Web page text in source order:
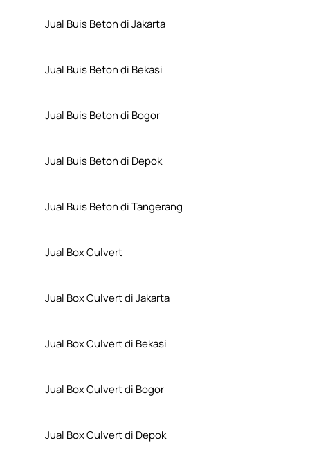
Jual Buis Beton di Jakarta
Jual Buis Beton di Bekasi
Jual Buis Beton di Bogor
Jual Buis Beton di Depok
Jual Buis Beton di Tangerang
Jual Box Culvert
Jual Box Culvert di Jakarta
Jual Box Culvert di Bekasi
Jual Box Culvert di Bogor
Jual Box Culvert di Depok